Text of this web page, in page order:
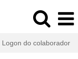
Logon do colaborador